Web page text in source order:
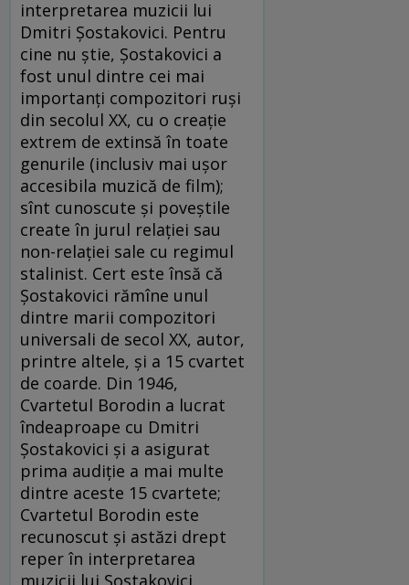
interpretarea muzicii lui
Dmitri Șostakovici. Pentru
cine nu știe, Șostakovici a
fost unul dintre cei mai
importanți compozitori ruși
din secolul XX, cu o creație
extrem de extinsă în toate
genurile (inclusiv mai ușor
accesibila muzică de film);
sînt cunoscute și poveștile
create în jurul relației sau
non-relației sale cu regimul
stalinist. Cert este însă că
Șostakovici rămîne unul
dintre marii compozitori
universali de secol XX, autor,
printre altele, și a 15 cvartet
de coarde. Din 1946,
Cvartetul Borodin a lucrat
îndeaproape cu Dmitri
Șostakovici și a asigurat
prima audiție a mai multe
dintre aceste 15 cvartete;
Cvartetul Borodin este
recunoscut și astăzi drept
reper în interpretarea